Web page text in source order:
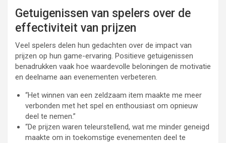
Getuigenissen van spelers over de
effectiviteit van prijzen
Veel spelers delen hun gedachten over de impact van
prijzen op hun game-ervaring. Positieve getuigenissen
benadrukken vaak hoe waardevolle beloningen de motivatie
en deelname aan evenementen verbeteren.
“Het winnen van een zeldzaam item maakte me meer
verbonden met het spel en enthousiast om opnieuw
deel te nemen.”
“De prijzen waren teleurstellend, wat me minder geneigd
maakte om in toekomstige evenementen deel te